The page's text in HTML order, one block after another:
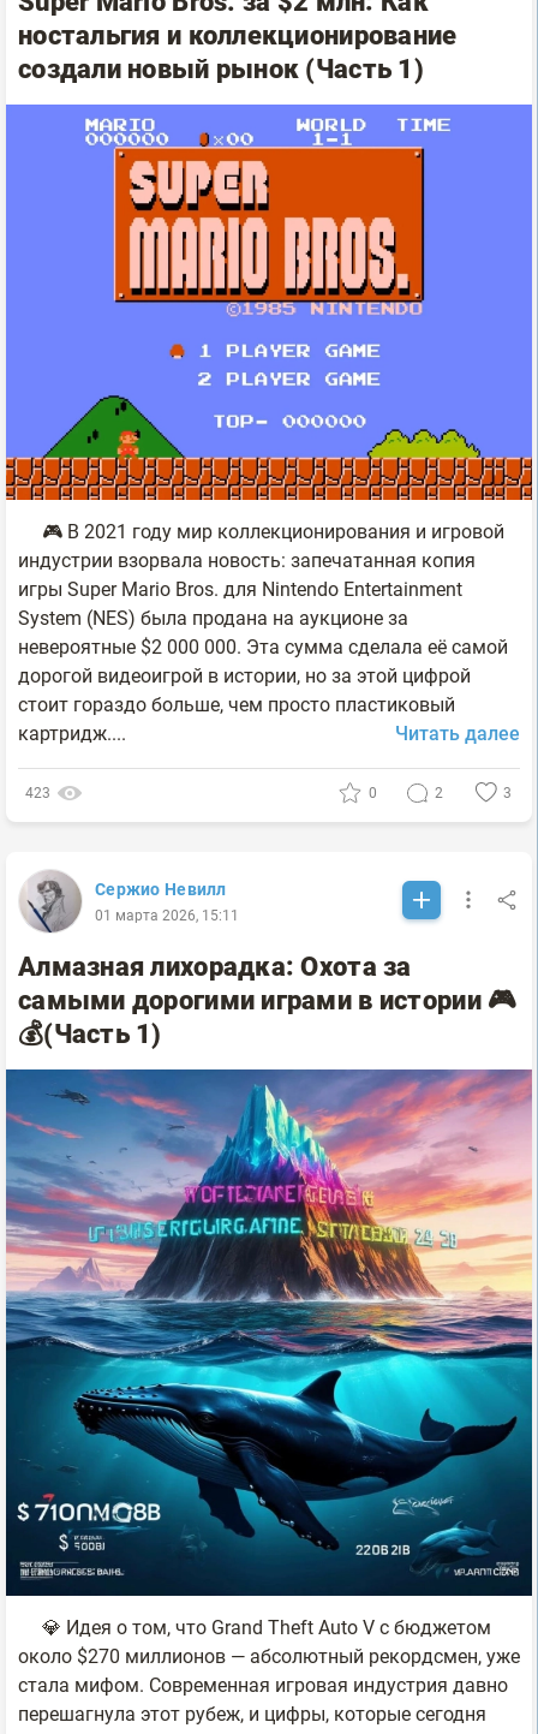
ностальгия и коллекционирование
создали новый рынок (Часть 1)
🎮 В 2021 году мир коллекционирования и игровой
индустрии взорвала новость: запечатанная копия
игры Super Mario Bros. для Nintendo Entertainment
System (NES) была продана на аукционе за
невероятные $2 000 000. Эта сумма сделала её самой
дорогой видеоигрой в истории, но за этой цифрой
стоит гораздо больше, чем просто пластиковый
картридж....
Читать далее
423 0 2 3
Сержио Невилл
01 марта 2026, 15:11
Алмазная лихорадка: Охота за
самыми дорогими играми в истории 🎮
💰(Часть 1)
💎 Идея о том, что Grand Theft Auto V с бюджетом
около $270 миллионов — абсолютный рекордсмен, уже
стала мифом. Современная игровая индустрия давно
перешагнула этот рубеж, и цифры, которые сегодня